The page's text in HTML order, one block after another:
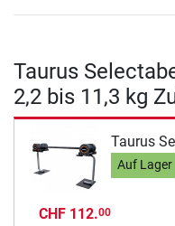
Taurus
2,2 bis 11,3 kg
Taurus
Auf Lager
CHF 112.00